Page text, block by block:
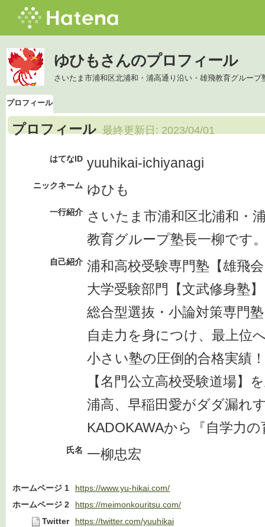
ゆひもさんのプロフィール
さいたま市浦和区北浦和・浦高通り沿い・雄飛教育グループ
プロフィール
プロフィール 最終更新日: 2023/04/01
はてなID yuuhikai-ichiyanagi
ニックネーム ゆひも
一行紹介
さいたま市浦和区北浦和・
教育グループ塾長一柳です
自己紹介 浦和高校受験専門塾【雄飛
大学受験部門【文武修身塾】
総合型選抜・小論対策専門
自走力を身につけ、最上位
小さい塾の圧倒的合格実績！
【名門公立高校受験道場】
浦高、早稲田愛がダダ漏れ
KADOKAWAから『自学力
氏名 一柳忠宏
ホームページ 1
https://www.yu-hikai.com/
ホームページ 2
https://meimonkouritsu.com/
Twitter
https://twitter.com/yuuhikai